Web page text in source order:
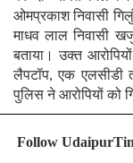
ओमप्रकाश निवासी
माधव लाल निवासी
बताया। उक्त
लैपटॉप, एक एलसीडी
पुलिस ने आरोपियों को
Follow